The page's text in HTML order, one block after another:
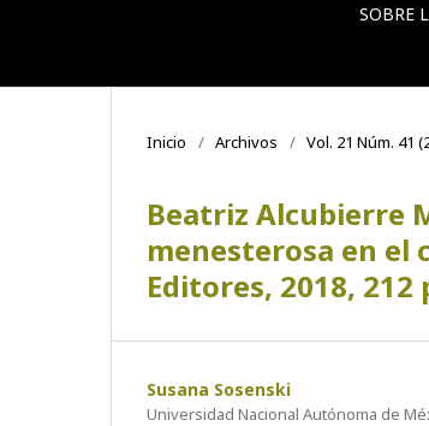
SOBRE
Inicio / Archivos / Vol. 21 Núm. 41
Beatriz Alcubierre
menesterosa en el
Editores, 2018, 212
Susana Sosenski
Universidad Nacional Autónoma de